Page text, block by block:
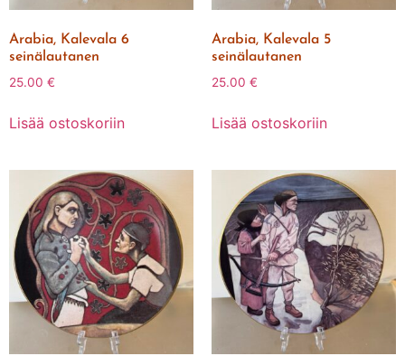
Arabia, Kalevala 6
seinälautanen
25.00 €
Lisää ostoskoriin
Arabia, Kalevala 5
seinälautanen
25.00 €
Lisää ostoskoriin